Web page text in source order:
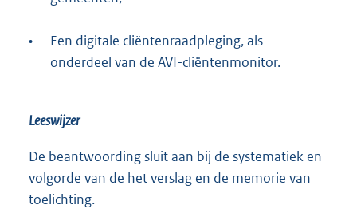
•
Een digitale cliëntenraadpleging, als
onderdeel van de AVI-cliëntenmonitor.
Leeswijzer
De beantwoording sluit aan bij de systematiek en
volgorde van de het verslag en de memorie van
toelichting.